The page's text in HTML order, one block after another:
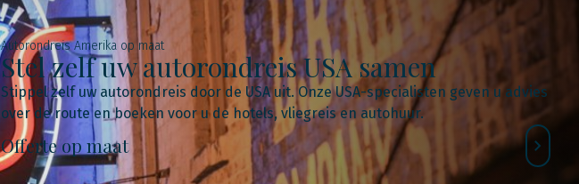
Autorondreis Amerika op maat
Stel zelf uw autorondreis USA samen
Stippel zelf uw autorondreis door de USA uit. Onze USA-specialisten geven u advies
over de route en boeken voor u de hotels, vliegreis en autohuur.
Offerte op maat